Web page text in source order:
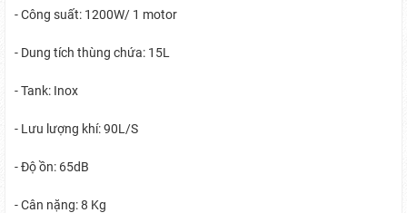
- Công suất: 1200W/ 1 motor
- Dung tích thùng chứa: 15L
- Tank: Inox
- Lưu lượng khí: 90L/S
- Độ ồn: 65dB
- Cân nặng: 8 Kg